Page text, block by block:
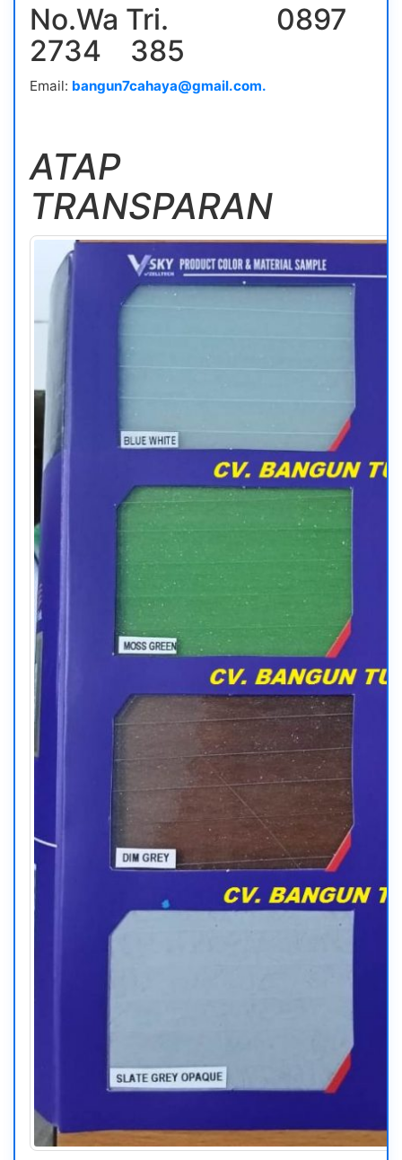
No.Wa Tri. 0897
2734 385
Email: bangun7cahaya@gmail.com.
ATAP
TRANSPARAN